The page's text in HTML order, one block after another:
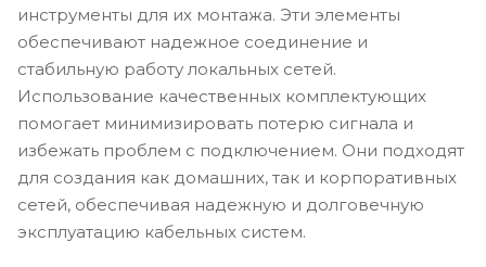
инструменты для их монтажа. Эти элементы
обеспечивают надежное соединение и
стабильную работу локальных сетей.
Использование качественных комплектующих
помогает минимизировать потерю сигнала и
избежать проблем с подключением. Они подходят
для создания как домашних, так и корпоративных
сетей, обеспечивая надежную и долговечную
эксплуатацию кабельных систем.